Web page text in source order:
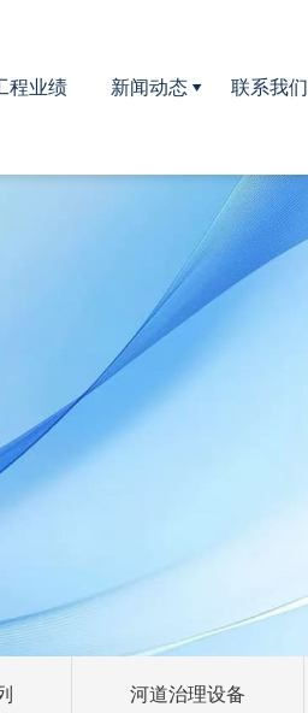
程业绩 新闻动态 联系我们
河道治理设备